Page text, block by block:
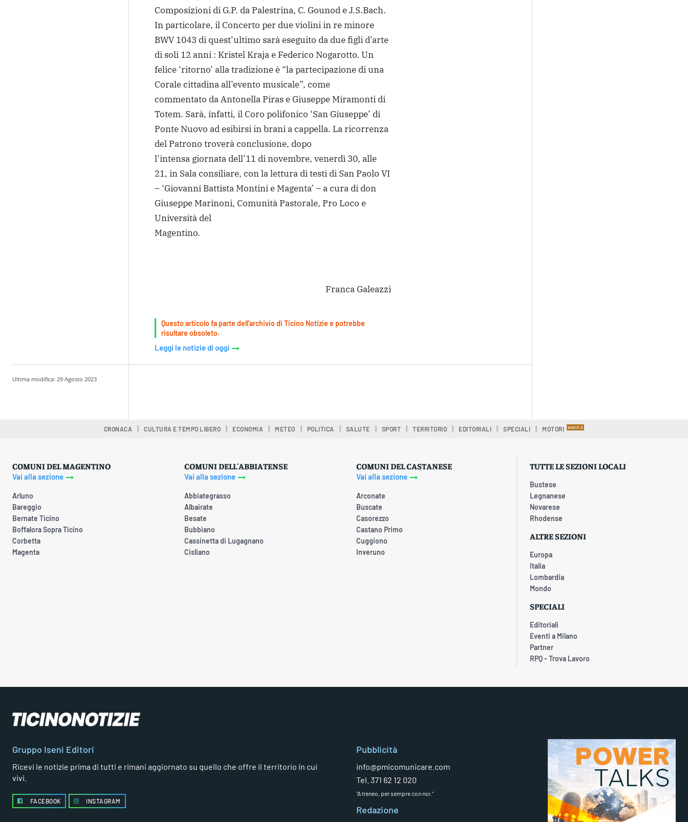
Composizioni di G.P. da Palestrina, C. Gounod e J.S.Bach.
In particolare, il Concerto per due violini in re minore
BWV 1043 di quest’ultimo sarà eseguito da due figli d’arte
di soli 12 anni : Kristel Kraja e Federico Nogarotto. Un
felice ‘ritorno’ alla tradizione è “la partecipazione di una
Corale cittadina all’evento musicale”, come
commentato da Antonella Piras e Giuseppe Miramonti di
Totem. Sarà, infatti, il Coro polifonico ‘San Giuseppe’ di
Ponte Nuovo ad esibirsi in brani a cappella. La ricorrenza
del Patrono troverà conclusione, dopo
l’intensa giornata dell’11 di novembre, venerdì 30, alle
21, in Sala consiliare, con la lettura di testi di San Paolo VI
– ‘Giovanni Battista Montini e Magenta’ – a cura di don
Giuseppe Marinoni, Comunità Pastorale, Pro Loco e
Università del
Magentino.
Franca Galeazzi
Questo articolo fa parte dell'archivio di Ticino Notizie e potrebbe
risultare obsoleto.
Leggi le notizie di oggi
Ultima modifica: 29 Agosto 2023
CRONACA CULTURA E TEMPO LIBERO ECONOMIA METEO POLITICA SALUTE SPORT TERRITORIO EDITORIALI SPECIALI MOTORI
COMUNI DEL MAGENTINO
Vai alla sezione
Arluno
Bareggio
Bernate Ticino
Boffalora Sopra Ticino
Corbetta
Magenta
COMUNI DELL'ABBIATENSE
Vai alla sezione
Abbiategrasso
Albairate
Besate
Bubbiano
Cassinetta di Lugagnano
Cisliano
COMUNI DEL CASTANESE
Vai alla sezione
Arconate
Buscate
Casorezzo
Castano Primo
Cuggiono
Inveruno
TUTTE LE SEZIONI LOCALI
Bustese
Legnanese
Novarese
Rhodense
ALTRE SEZIONI
Europa
Italia
Lombardia
Mondo
SPECIALI
Editoriali
Eventi a Milano
Partner
RPQ - Trova Lavoro
Gruppo Iseni Editori
Ricevi le notizie prima di tutti e rimani aggiornato su quello che offre il territorio in cui
vivi.
FACEBOOK INSTAGRAM
Pubblicità
info@pmicomunicare.com
Tel. 371 62 12 020
"A Ireneo, per sempre con noi."
Redazione